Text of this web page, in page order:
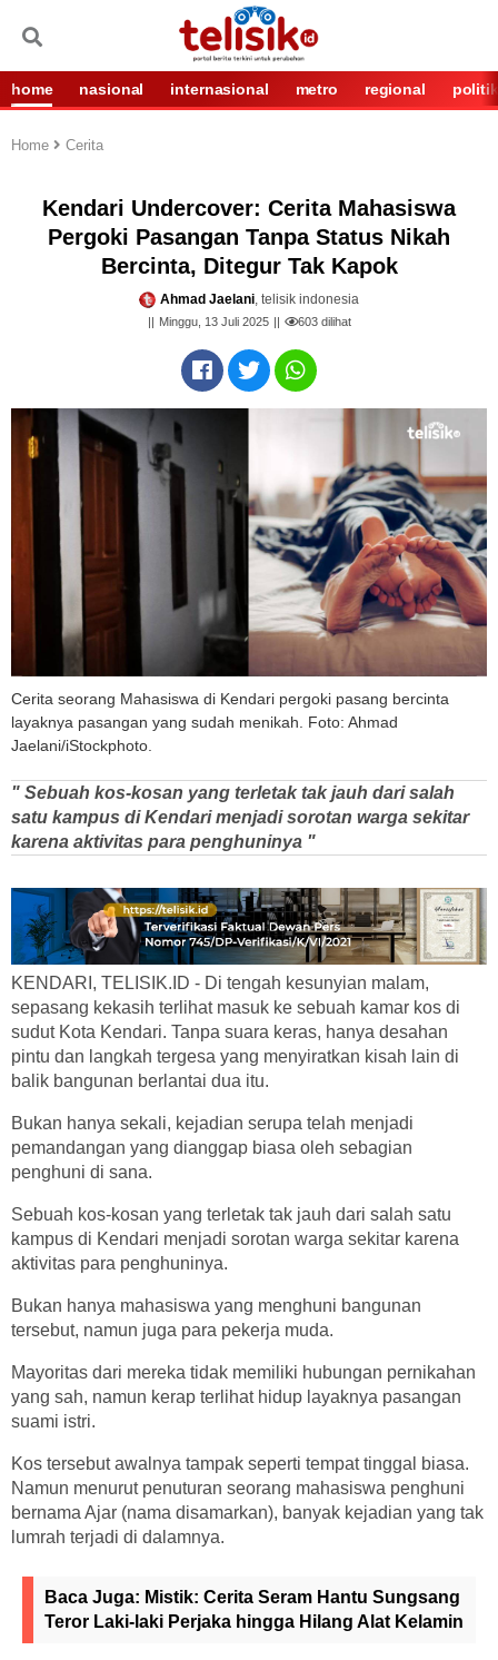
home nasional internasional metro regional politik
Home Cerita
Kendari Undercover: Cerita Mahasiswa
Pergoki Pasangan Tanpa Status Nikah
Bercinta, Ditegur Tak Kapok
Ahmad Jaelani, telisik indonesia
Minggu, 13 Juli 2025 603dilihat
Cerita seorang Mahasiswa di Kendari pergoki pasang bercinta
layaknya pasangan yang sudah menikah. Foto: Ahmad
Jaelani/iStockphoto.
" Sebuah kos-kosan yang terletak tak jauh dari salah
satu kampus di Kendari menjadi sorotan warga sekitar
karena aktivitas para penghuninya "
KENDARI, TELISIK.ID - Di tengah kesunyian malam,
sepasang kekasih terlihat masuk ke sebuah kamar kos di
sudut Kota Kendari. Tanpa suara keras, hanya desahan
pintu dan langkah tergesa yang menyiratkan kisah lain di
balik bangunan berlantai dua itu.
Bukan hanya sekali, kejadian serupa telah menjadi
pemandangan yang dianggap biasa oleh sebagian
penghuni di sana.
Sebuah kos-kosan yang terletak tak jauh dari salah satu
kampus di Kendari menjadi sorotan warga sekitar karena
aktivitas para penghuninya.
Bukan hanya mahasiswa yang menghuni bangunan
tersebut, namun juga para pekerja muda.
Mayoritas dari mereka tidak memiliki hubungan pernikahan
yang sah, namun kerap terlihat hidup layaknya pasangan
suami istri.
Kos tersebut awalnya tampak seperti tempat tinggal biasa.
Namun menurut penuturan seorang mahasiswa penghuni
bernama Ajar (nama disamarkan), banyak kejadian yang tak
lumrah terjadi di dalamnya.
Baca Juga: Mistik: Cerita Seram Hantu Sungsang
Teror Laki-laki Perjaka hingga Hilang Alat Kelamin